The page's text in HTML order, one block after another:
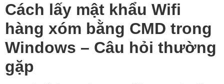
Cách lấy mật khẩu Wifi
hàng xóm bằng CMD trong
Windows – Câu hỏi thường
gặp